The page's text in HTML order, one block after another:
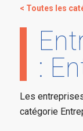
< Toutes les
:
Les
catégorie